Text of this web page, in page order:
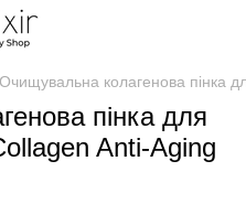
Очищувальна колагенова пінка
пінка для
Anti-Aging